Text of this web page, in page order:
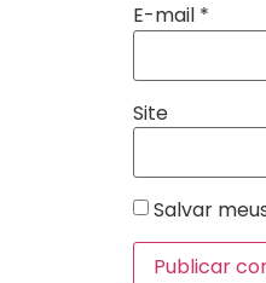
E-mail *
Site
Salvar